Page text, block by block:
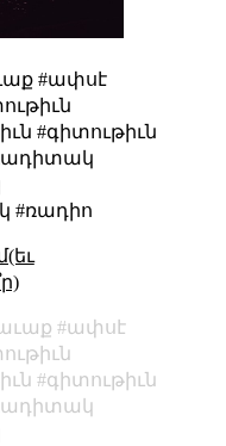
#ափսէ
#գիտութիւն
#ռադիո
ափսէ
գիտութիւն